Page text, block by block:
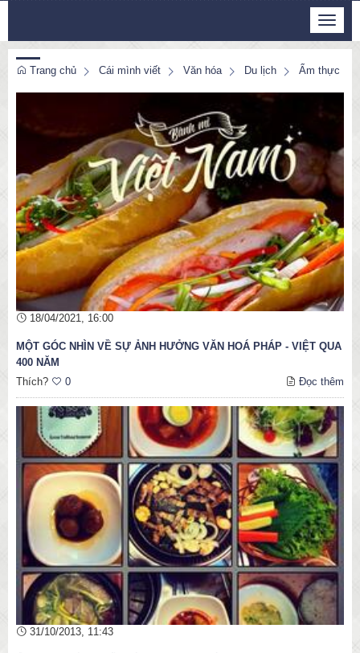
Toggle
Trang chủ Cái mình viết Văn hóa Du lịch Ẩm thực
18/04/2021, 16:00
MỘT GÓC NHÌN VỀ SỰ ẢNH HƯỞNG VĂN HOÁ PHÁP - VIỆT QUA
400 NĂM
Thích?
0 Đọc thêm
31/10/2013, 11:43